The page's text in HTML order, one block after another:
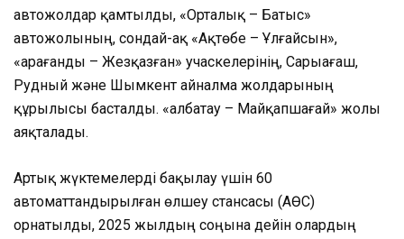
автожолдар қамтылды, «Орталық – Батыс»
автожолының, сондай-ақ «Ақтөбе – Ұлғайсын»,
«Қарағанды – Жезқазған» учаскелерінің, Сарыағаш,
Рудный және Шымкент айналма жолдарының
құрылысы басталды. «Қалбатау – Майқапшағай» жолы
аяқталады.
Артық жүктемелерді бақылау үшін 60
автоматтандырылған өлшеу стансасы (АӨС)
орнатылды, 2025 жылдың соңына дейін олардың